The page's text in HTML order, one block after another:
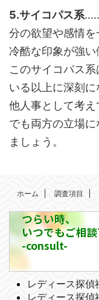
5.サイコパス系
分の欲望や感情を
冷酷な印象が強い
このサイコパス
いる以上に深刻に
他人事として考
でも両方の立場
ましょう。
ホーム 調査項目
つらい時、
いつでもご相
-consult-
レディース探
レディース探